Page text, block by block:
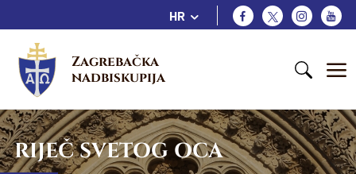
HR
Zagrebačka
nadbiskupija
RIJEČ SVETOG OCA